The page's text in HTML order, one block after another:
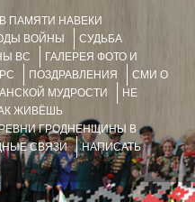
ПАМЯТИ НАВЕКИ
ВОЙНЫ
СУДЬБА
ВС
ГАЛЕРЕЯ ФОТО И
ПОЗДРАВЛЕНИЯ
СМИ О
МУДРОСТИ
НЕ
ЖИВЁШЬ
ГРОДНЕНЩИНЫ В
СВЯЗИ
НАПИСАТЬ